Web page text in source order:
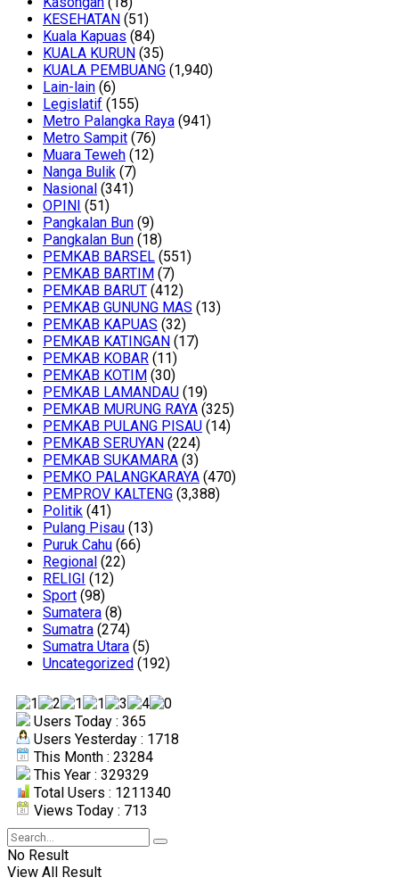
KESEHATAN (51)
Kuala Kapuas (84)
KUALA KURUN (35)
KUALA PEMBUANG (1,940)
Lain-lain (6)
Legislatif (155)
Metro Palangka Raya (941)
Metro Sampit (76)
Muara Teweh (12)
Nanga Bulik (7)
Nasional (341)
OPINI (51)
Pangkalan Bun (9)
Pangkalan Bun (18)
PEMKAB BARSEL (551)
PEMKAB BARTIM (7)
PEMKAB BARUT (412)
PEMKAB GUNUNG MAS (13)
PEMKAB KAPUAS (32)
PEMKAB KATINGAN (17)
PEMKAB KOBAR (11)
PEMKAB KOTIM (30)
PEMKAB LAMANDAU (19)
PEMKAB MURUNG RAYA (325)
PEMKAB PULANG PISAU (14)
PEMKAB SERUYAN (224)
PEMKAB SUKAMARA (3)
PEMKO PALANGKARAYA (470)
PEMPROV KALTENG (3,388)
Politik (41)
Pulang Pisau (13)
Puruk Cahu (66)
Regional (22)
RELIGI (12)
Sport (98)
Sumatera (8)
Sumatra (274)
Sumatra Utara (5)
Uncategorized (192)
Users Today : 365
Users Yesterday : 1718
This Month : 23284
This Year : 329329
Total Users : 1211340
Views Today : 713
No Result
View All Result